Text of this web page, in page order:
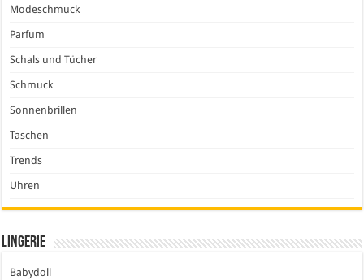
Modeschmuck
Parfum
Schals und Tücher
Schmuck
Sonnenbrillen
Taschen
Trends
Uhren
Lingerie
Babydoll